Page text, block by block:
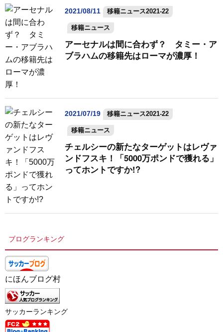
2021/08/11 移籍ニュース2021-22
移籍ニュース
アーセナルは間に合わず？ タミー・ア
ブラハムの移籍先はローマが濃厚！
2021/07/19 移籍ニュース2021-22
移籍ニュース
チェルシーの新たなターゲットはレヴァ
ンドフスキ！「5000万ポンドで獲れる」
ってホントですか!?
ブログランキング
にほんブログ村
サッカーランキング